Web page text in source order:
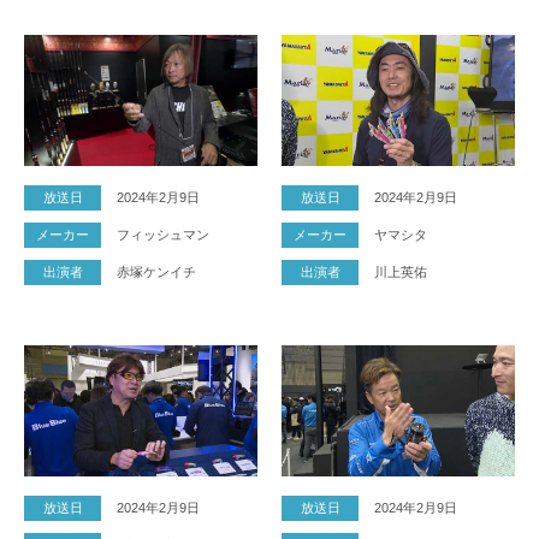
放送日 2024年2月9日
メーカー フィッシュマン
出演者 赤塚ケンイチ
放送日 2024年2月9日
メーカー ヤマシタ
出演者 川上英佑
放送日 2024年2月9日 放送日 2024年2月9日